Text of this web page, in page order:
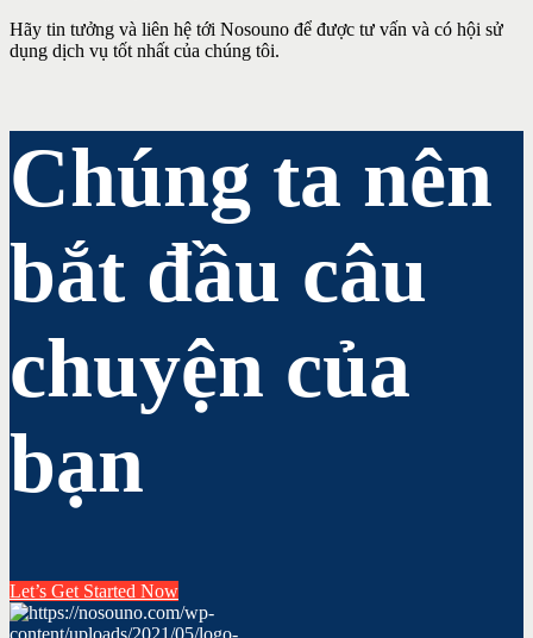
Hãy tin tưởng và liên hệ tới Nosouno để được tư vấn và có hội sử
dụng dịch vụ tốt nhất của chúng tôi.
Chúng ta nên
bắt đầu câu
chuyện của
bạn
Let’s Get Started Now